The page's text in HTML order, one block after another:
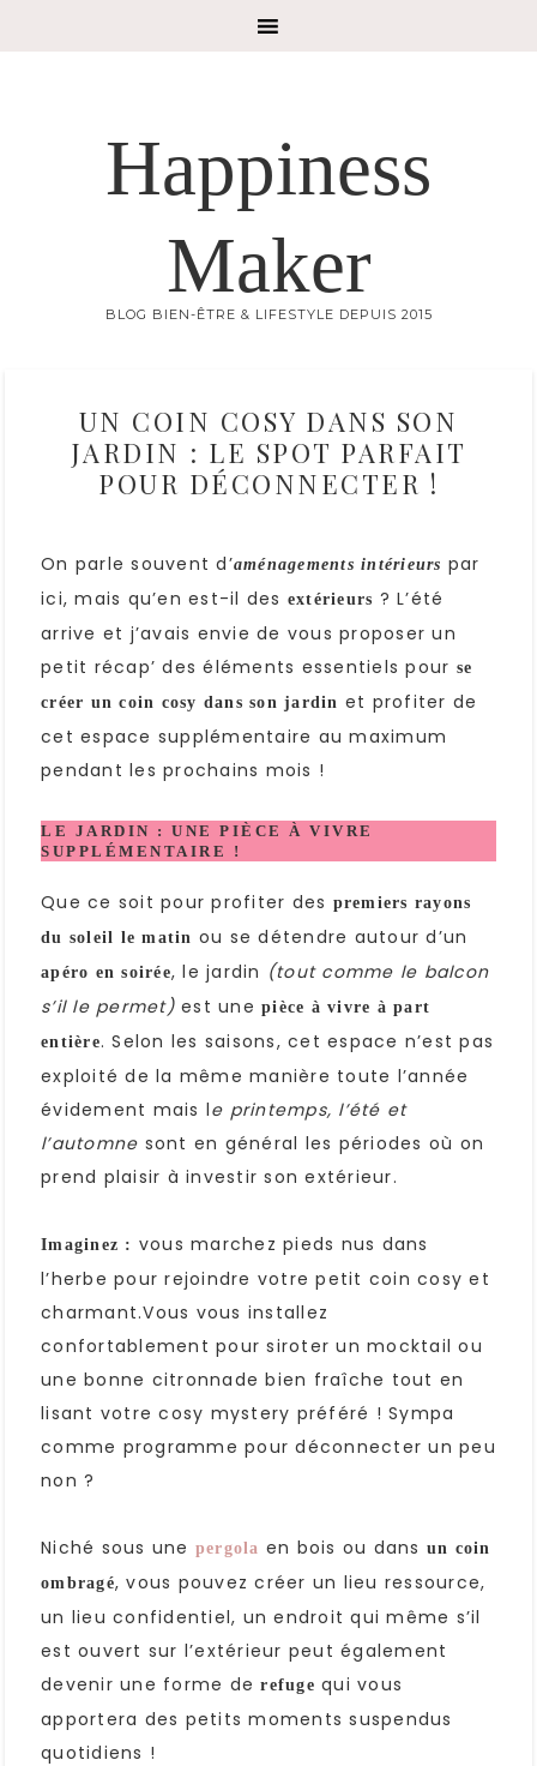
Happiness
Maker
BLOG BIEN-ÊTRE & LIFESTYLE DEPUIS 2015
UN COIN COSY DANS SON
JARDIN : LE SPOT PARFAIT
POUR DÉCONNECTER !
On parle souvent d’aménagements intérieurs par
ici, mais qu’en est-il des extérieurs ? L’été
arrive et j’avais envie de vous proposer un
petit récap’ des éléments essentiels pour se
créer un coin cosy dans son jardin et profiter de
cet espace supplémentaire au maximum
pendant les prochains mois !
LE JARDIN : UNE PIÈCE À VIVRE
SUPPLÉMENTAIRE !
Que ce soit pour profiter des premiers rayons
du soleil le matin ou se détendre autour d’un
apéro en soirée, le jardin (tout comme le balcon
s’il le permet)est une pièce à vivre à part
entière. Selon les saisons, cet espace n’est pas
exploité de la même manière toute l’année
évidement mais le printemps, l’été et
l’automne sont en général les périodes où on
prend plaisir à investir son extérieur.
Imaginez : vous marchez pieds nus dans
l’herbe pour rejoindre votre petit coin cosy et
charmant.Vous vous installez
confortablement pour siroter un mocktail ou
une bonne citronnade bien fraîche tout en
lisant votre cosy mystery préféré ! Sympa
comme programme pour déconnecter un peu
non ?
Niché sous une pergola en bois ou dans un coin
ombragé, vous pouvez créer un lieu ressource,
un lieu confidentiel, un endroit qui même s’il
est ouvert sur l’extérieur peut également
devenir une forme derefuge qui vous
apportera des petits moments suspendus
quotidiens !